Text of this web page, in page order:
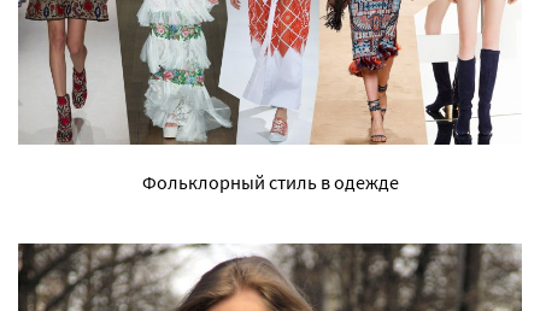
Фольклорный стиль в одежде